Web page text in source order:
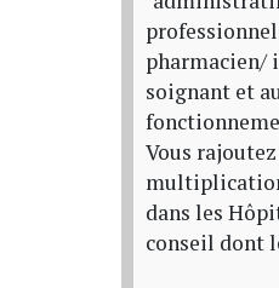
pharmacien/
soignant et
Vous
dans les
conseil dont